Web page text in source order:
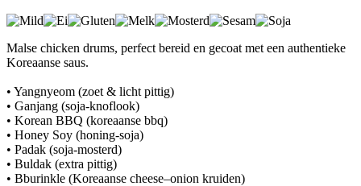
Malse chicken drums, perfect bereid en gecoat met een authentieke
Koreaanse saus.
• Yangnyeom (zoet & licht pittig)
• Ganjang (soja-knoflook)
• Korean BBQ (koreaanse bbq)
• Honey Soy (honing-soja)
• Padak (soja-mosterd)
• Buldak (extra pittig)
• Bburinkle (Koreaanse cheese–onion kruiden)